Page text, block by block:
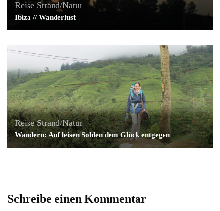
Reise Strand/Natur
Ibiza // Wanderlust
Reise Strand/Natur
Wandern: Auf leisen Sohlen dem Glück entgegen
Schreibe einen Kommentar